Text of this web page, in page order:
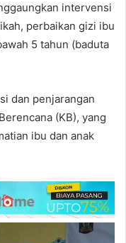
intervensi
perbaikan gizi ibu
5 tahun (baduta
dan penjarangan
(KB), yang
ibu dan anak